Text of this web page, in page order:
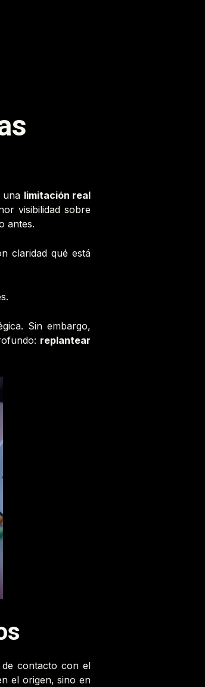
una limitación real
visibilidad sobre
antes.
claridad qué está
Sin embargo,
replantear
contacto con el
el origen, sino en